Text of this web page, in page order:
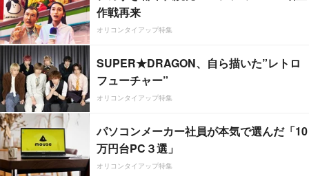
作戦再来
オリコンタイアップ特集
SUPER★DRAGON、自ら描いた”レトロ
フューチャー”
オリコンタイアップ特集
パソコンメーカー社員が本気で選んだ「10
万円台PC３選」
オリコンタイアップ特集